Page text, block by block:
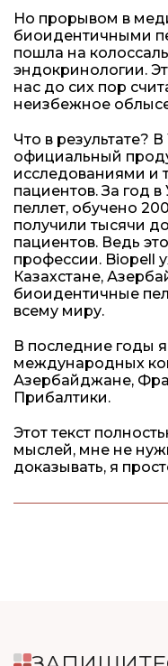
Но прорывом в
биоидентичными
пошла на
эндокринологии.
нас до сих пор
неизбежное
Что в результате?
официальный
исследованиями и
пациентов. За год
пеллет, обучено
получили тысячи
пациентов. Ведь
профессии. Biopell
Казахстане,
биоидентичные
всему миру.
В последние годы
международных
Азербайджане,
Прибалтики.
Этот текст
мыслей, мне не
доказывать, я